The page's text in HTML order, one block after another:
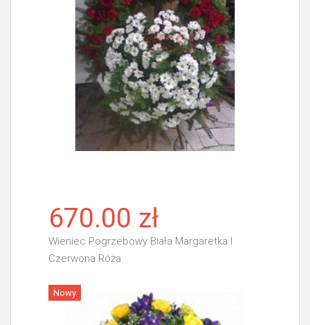
670.00 zł
Wieniec Pogrzebowy Biała Margaretka I
Czerwona Róża
Więcej
Nowy